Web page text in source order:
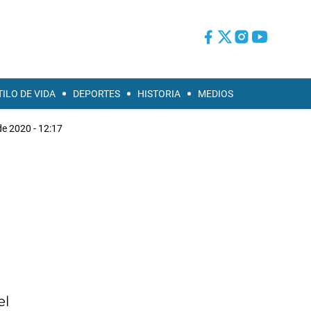
DE VIDA DEPORTES HISTORIA MEDIOS
2020 - 12:17